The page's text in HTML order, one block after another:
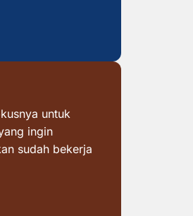
untuk
ingin
sudah bekerja